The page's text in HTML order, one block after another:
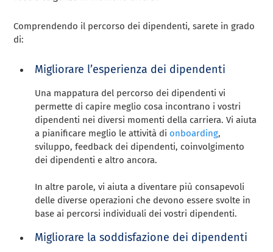
Comprendendo il percorso dei dipendenti, sarete in grado
di:
Migliorare l’esperienza dei dipendenti
Una mappatura del percorso dei dipendenti vi
permette di capire meglio cosa incontrano i vostri
dipendenti nei diversi momenti della carriera. Vi aiuta
a pianificare meglio le attività di onboarding,
sviluppo, feedback dei dipendenti, coinvolgimento
dei dipendenti e altro ancora.
In altre parole, vi aiuta a diventare più consapevoli
delle diverse operazioni che devono essere svolte in
base ai percorsi individuali dei vostri dipendenti.
Migliorare la soddisfazione dei dipendenti